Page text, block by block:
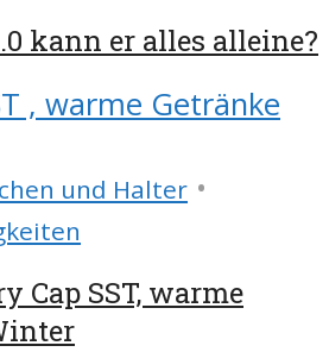
kann er alles alleine?
und Halter •
Cap SST, warme